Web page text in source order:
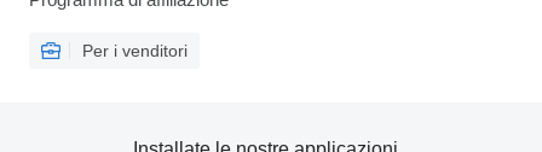
Per i venditori